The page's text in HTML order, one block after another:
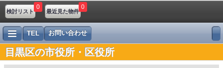
検討リスト
0
最近見た物件
0
TEL お問い合わせ
目黒区の市役所・区役所